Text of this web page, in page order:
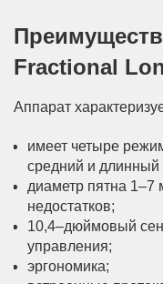
Fractional
Аппарат
имеет четыре
средний и
диаметр пятна 1–7
недостатков;
10,4–дюймовый
управления;
эргономика;